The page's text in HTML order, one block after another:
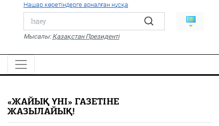
Дені сау ұлт
Спорт
Жалын
PDF
«Жайық үні» — 33 жыл
Каталог
Нашар көретіндерге арналған нұсқа
Мысалы: Қазақстан Президенті
«ЖАЙЫҚ ҮНІ» ГАЗЕТІНЕ
ЖАЗЫЛАЙЫҚ!